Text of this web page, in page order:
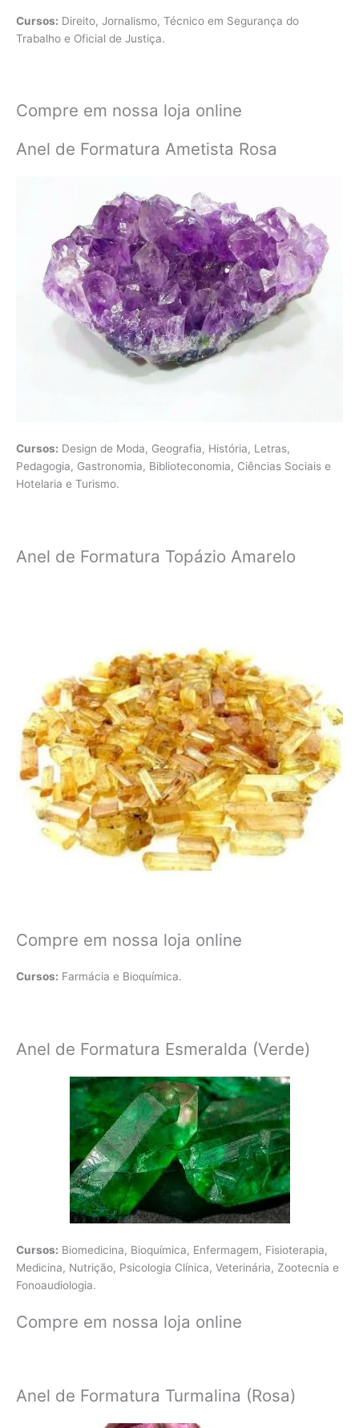
Cursos: Direito, Jornalismo, Técnico em Segurança do
Trabalho e Oficial de Justiça.
Compre em nossa loja online
Anel de Formatura Ametista Rosa
Cursos: Design de Moda, Geografia, História, Letras,
Pedagogia, Gastronomia, Biblioteconomia, Ciências Sociais e
Hotelaria e Turismo.
Anel de Formatura Topázio Amarelo
Compre em nossa loja online
Cursos: Farmácia e Bioquímica.
Anel de Formatura Esmeralda (Verde)
Cursos: Biomedicina, Bioquímica, Enfermagem, Fisioterapia,
Medicina, Nutrição, Psicologia Clínica, Veterinária, Zootecnia e
Fonoaudiologia.
Compre em nossa loja online
Anel de Formatura Turmalina (Rosa)